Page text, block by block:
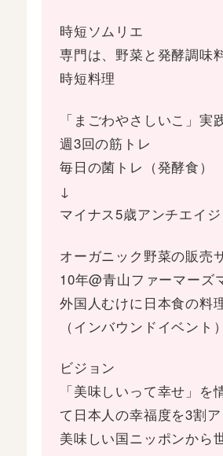
時短ソムリエ
専門は、野菜と発酵調味
時短料理
「まごわやさしいこ」実
週3回の筋トレ
毎日の菌トレ（発酵食）
↓
マイナス5歳アンチエイ
オーガニック野菜の販売
10年@青山ファーマーズ
外国人むけに日本食の料
（インバウンドイベント）
ビジョン
「美味しいって幸せ」を
て日本人の幸福度を3割
美味しい国ニッポンから